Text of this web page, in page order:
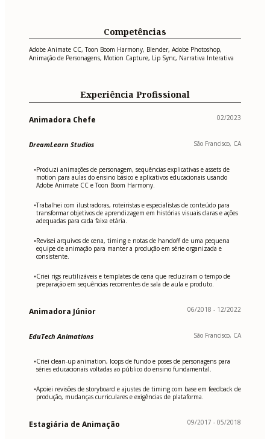
Competências
Adobe Animate CC, Toon Boom Harmony, Blender, Adobe Photoshop,
Animação de Personagens, Motion Capture, Lip Sync, Narrativa Interativa
Experiência Profissional
Animadora Chefe 02/2023
DreamLearn Studios São Francisco, CA
•Produzi animações de personagem, sequências explicativas e assets de
motion para aulas do ensino básico e aplicativos educacionais usando
Adobe Animate CC e Toon Boom Harmony.
•Trabalhei com ilustradoras, roteiristas e especialistas de conteúdo para
transformar objetivos de aprendizagem em histórias visuais claras e ações
adequadas para cada faixa etária.
•Revisei arquivos de cena, timing e notas de handoff de uma pequena
equipe de animação para manter a produção em série organizada e
consistente.
•Criei rigs reutilizáveis e templates de cena que reduziram o tempo de
preparação em sequências recorrentes de sala de aula e produto.
Animadora Júnior 06/2018 - 12/2022
EduTech Animations São Francisco, CA
•Criei clean-up animation, loops de fundo e poses de personagens para
séries educacionais voltadas ao público do ensino fundamental.
•Apoiei revisões de storyboard e ajustes de timing com base em feedback de
produção, mudanças curriculares e exigências de plataforma.
Estagiária de Animação 09/2017 - 05/2018